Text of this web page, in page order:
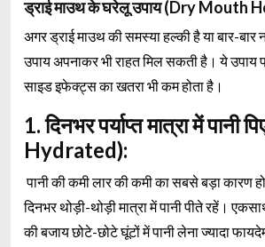
ड्राई माउथ के घरेलू उपाय (Dry Mouth
अगर ड्राई माउथ की समस्या हल्की है या बार-बार
उपाय अपनाकर भी राहत मिल सकती है। ये उपाय
साइड इफेक्ट्स का खतरा भी कम होता है।
1. दिनभर पर्याप्त मात्रा में पानी
Hydrated):
पानी की कमी लार की कमी का सबसे बड़ा कारण
दिनभर थोड़ी-थोड़ी मात्रा में पानी पीते रहें।
की बजाय छोटे-छोटे घूंटों में पानी लेना ज्यादा